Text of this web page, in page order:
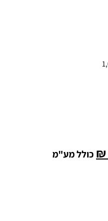
₪ כולל מע"מ